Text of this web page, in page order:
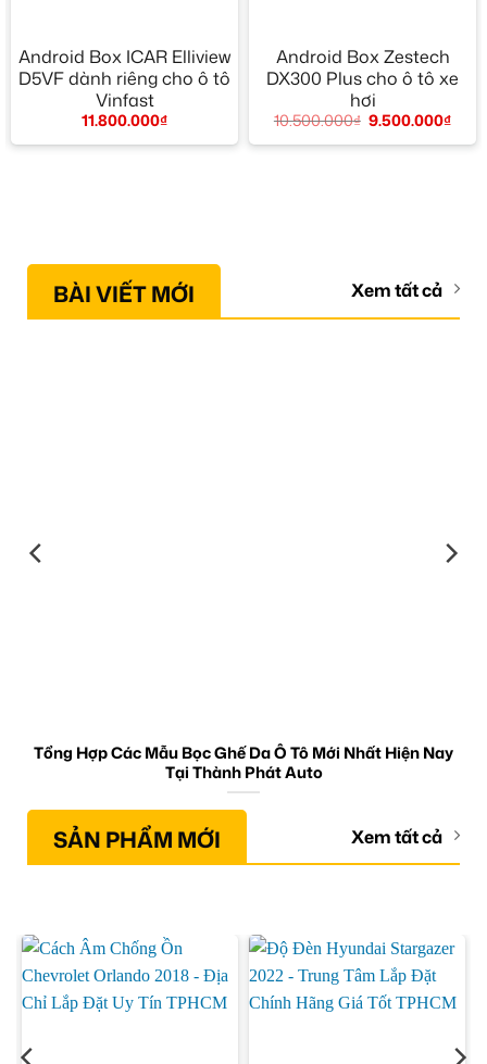
Android Box ICAR Elliview
D5VF dành riêng cho ô tô
Vinfast
11.800.000₫
Android Box Zestech
DX300 Plus cho ô tô xe
hơi
10.500.000₫ 9.500.000₫
BÀI VIẾT MỚI Xem tất cả
Tổng Hợp Các Mẫu Bọc Ghế Da Ô Tô Mới Nhất Hiện Nay
Tại Thành Phát Auto
SẢN PHẨM MỚI Xem tất cả